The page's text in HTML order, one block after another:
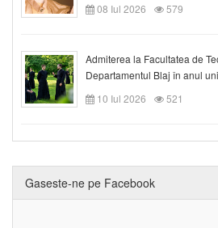
08 Iul 2026
579
Admiterea la Facultatea de
Departamentul Blaj în anul
10 Iul 2026
521
Gaseste-ne pe Facebook